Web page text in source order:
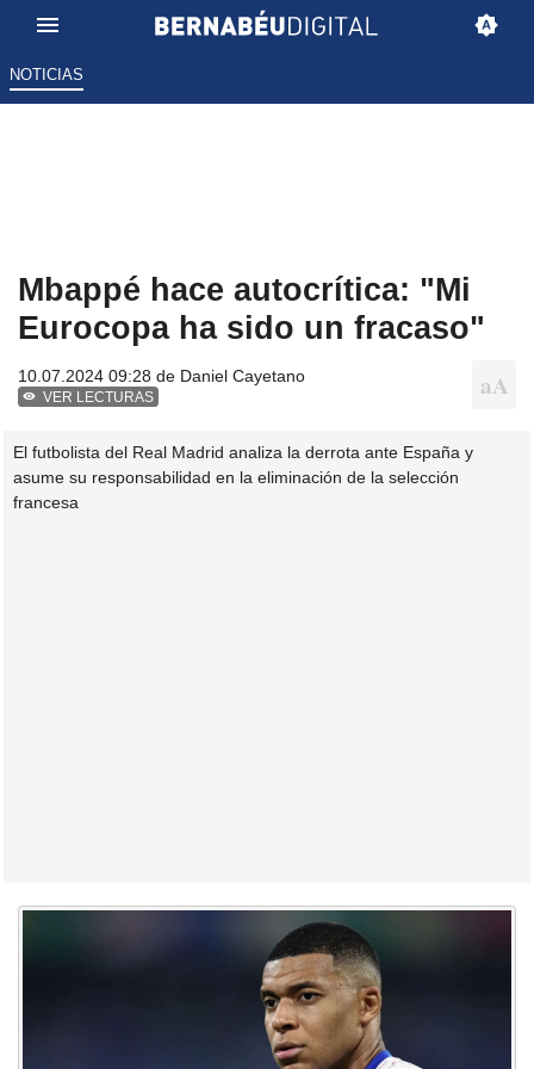
NOTICIAS
Mbappé hace autocrítica: "Mi
Eurocopa ha sido un fracaso"
10.07.2024 09:28 de Daniel Cayetano
VER LECTURAS
El futbolista del Real Madrid analiza la derrota ante España y
asume su responsabilidad en la eliminación de la selección
francesa